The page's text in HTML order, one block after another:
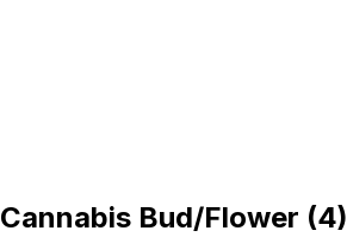
Cannabis Bud/Flower (4)